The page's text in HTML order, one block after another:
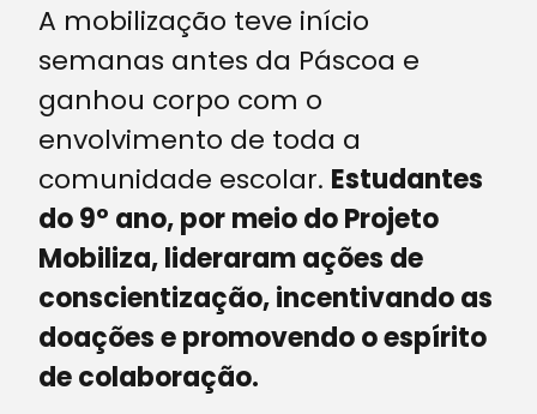
A mobilização teve início
semanas antes da Páscoa e
ganhou corpo com o
envolvimento de toda a
comunidade escolar. Estudantes
do 9º ano, por meio do Projeto
Mobiliza, lideraram ações de
conscientização, incentivando as
doações e promovendo o espírito
de colaboração.